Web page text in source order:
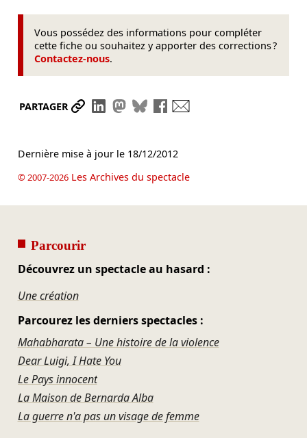
Vous possédez des informations pour compléter
cette fiche ou souhaitez y apporter des corrections ?
Contactez-nous.
PARTAGER Partager le lien
Partager sur LinkedIn
Partager sur Mastodon
Partager sur Bluesky
Partager sur Facebook
Dernière mise à jour le 18/12/2012
© 2007-2026Les Archives du spectacle
Parcourir
Découvrez un spectacle au hasard :
Une création
Parcourez les derniers spectacles :
Mahabharata – Une histoire de la violence
Dear Luigi, I Hate You
Le Pays innocent
La Maison de Bernarda Alba
La guerre n'a pas un visage de femme